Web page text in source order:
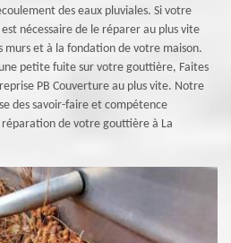
des eaux pluviales. Si votre
nécessaire de le réparer au plus vite
murs et à la fondation de votre maison.
petite fuite sur votre gouttière, Faites
PB Couverture au plus vite. Notre
des savoir-faire et compétence
réparation de votre gouttière à La